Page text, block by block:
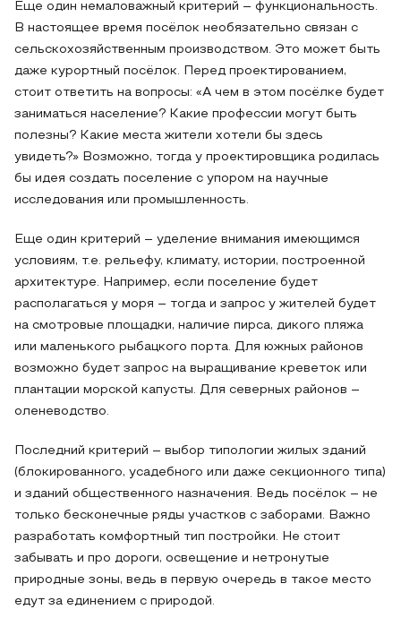
Еще один немаловажный критерий – функциональность.
В настоящее время посёлок необязательно связан с
сельскохозяйственным производством. Это может быть
даже курортный посёлок. Перед проектированием,
стоит ответить на вопросы: «А чем в этом посёлке будет
заниматься население? Какие профессии могут быть
полезны? Какие места жители хотели бы здесь
увидеть?» Возможно, тогда у проектировщика родилась
бы идея создать поселение с упором на научные
исследования или промышленность.
Еще один критерий – уделение внимания имеющимся
условиям, т.е. рельефу, климату, истории, построенной
архитектуре. Например, если поселение будет
располагаться у моря – тогда и запрос у жителей будет
на смотровые площадки, наличие пирса, дикого пляжа
или маленького рыбацкого порта. Для южных районов
возможно будет запрос на выращивание креветок или
плантации морской капусты. Для северных районов –
оленеводство.
Последний критерий – выбор типологии жилых зданий
(блокированного, усадебного или даже секционного типа)
и зданий общественного назначения. Ведь посёлок – не
только бесконечные ряды участков с заборами. Важно
разработать комфортный тип постройки. Не стоит
забывать и про дороги, освещение и нетронутые
природные зоны, ведь в первую очередь в такое место
едут за единением с природой.